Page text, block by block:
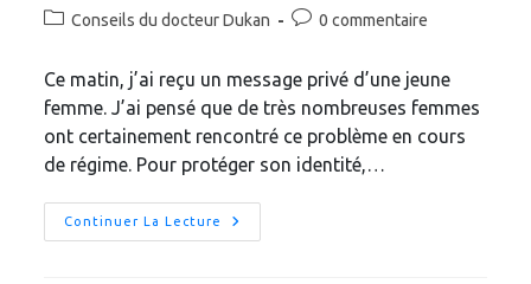
de
publiée :
PostConseils du docteur Dukan
Commentaires
publication :
0 commentaire
Ce matin, j’ai reçu un message privé d’une jeune
femme. J’ai pensé que de très nombreuses femmes
ont certainement rencontré ce problème en cours
de régime. Pour protéger son identité,…
Continuer La Lecture
Comment
Gérer